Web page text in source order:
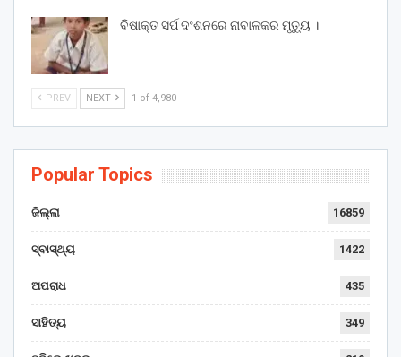
ବିଷାକ୍ତ ସର୍ପ ଦଂଶନରେ ନାବାଳକର ମୃତ୍ୟୁ ।
PREV NEXT 1 of 4,980
Popular Topics
ଜିଲ୍ଲା 16859
ସ୍ବାସ୍ଥ୍ୟ 1422
ଅପରାଧ 435
ସାହିତ୍ୟ 349